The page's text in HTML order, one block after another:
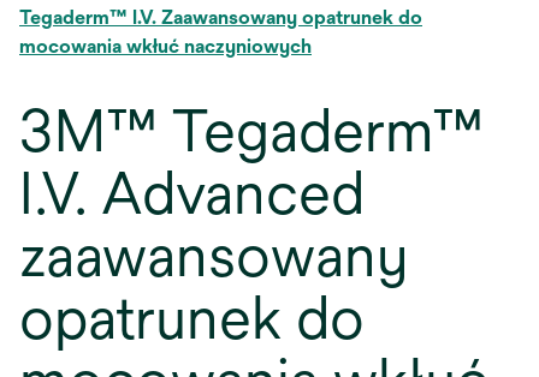
Tegaderm™ I.V. Zaawansowany opatrunek do
mocowania wkłuć naczyniowych
3M™ Tegaderm™
I.V. Advanced
zaawansowany
opatrunek do